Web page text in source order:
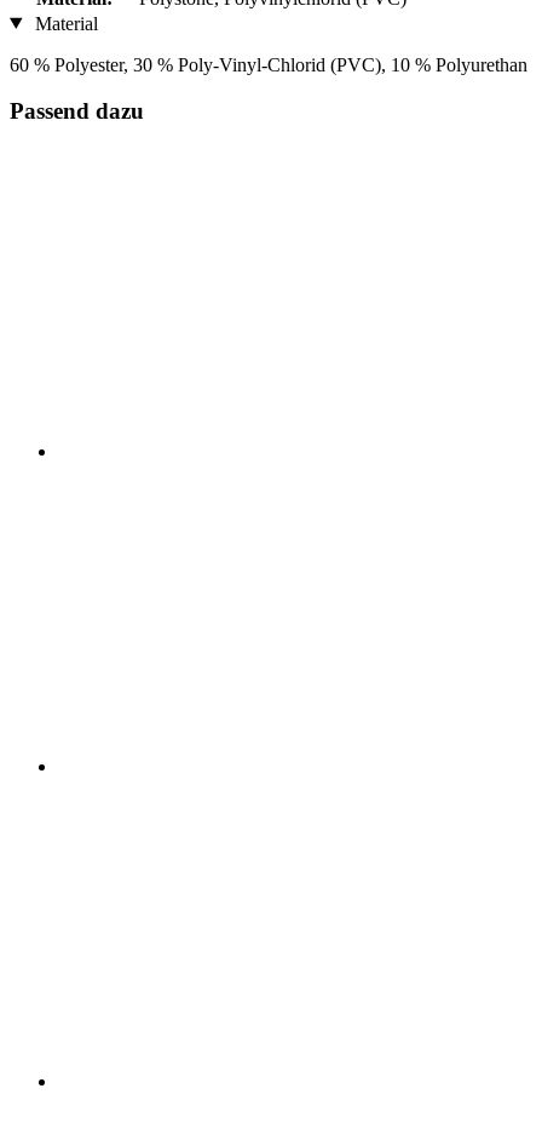
Material
60 % Polyester, 30 % Poly-Vinyl-Chlorid (PVC), 10 % Polyurethan
Passend dazu